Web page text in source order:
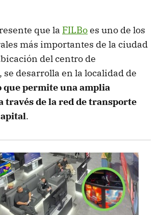
que la FILBoes uno de los
más importantes de la ciudad
del centro de
desarrolla en la localidad de
que permite una amplia
través de la red de transporte
.